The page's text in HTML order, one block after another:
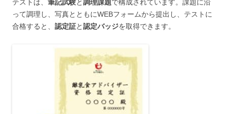
テストは、 筆記試験と調理課題で構成されています。課題に沿
って調理し、写真とともにWEBフォームから提出し、テストに
合格すると、 認定証と認定バッジを取得できます。